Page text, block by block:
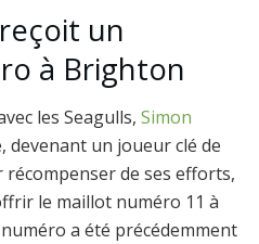
un
à Brighton
les Seagulls, Simon
devenant un joueur clé de
de ses efforts,
le maillot numéro 11 à
a été précédemment